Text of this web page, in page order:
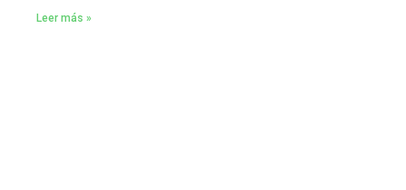
Leer más »